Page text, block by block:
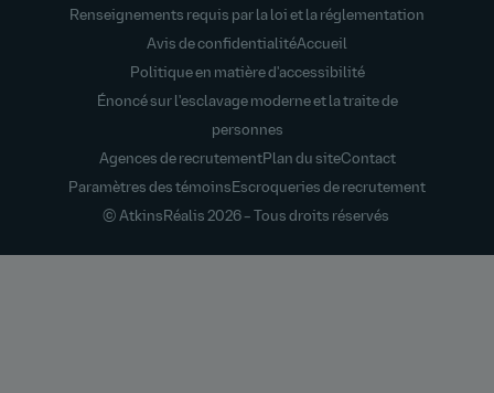
Renseignements requis par la loi et la réglementation
Avis de confidentialitéAccueil
Politique en matière d'accessibilité
Énoncé sur l'esclavage moderne et la traite de
personnes
Agences de recrutementPlan du siteContact
Paramètres des témoins Escroqueries de recrutement
© AtkinsRéalis 2026 – Tous droits réservés